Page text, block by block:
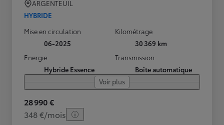
ARGENTEUIL
HYBRIDE
Mise en circulation
06-2025
Kilométrage
30 369 km
Energie
Hybride Essence
Transmission
Boîte automatique
Voir plus
28 990 €
348 €/mois